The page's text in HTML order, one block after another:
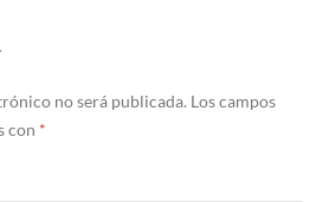
no será publicada. Los campos
con *